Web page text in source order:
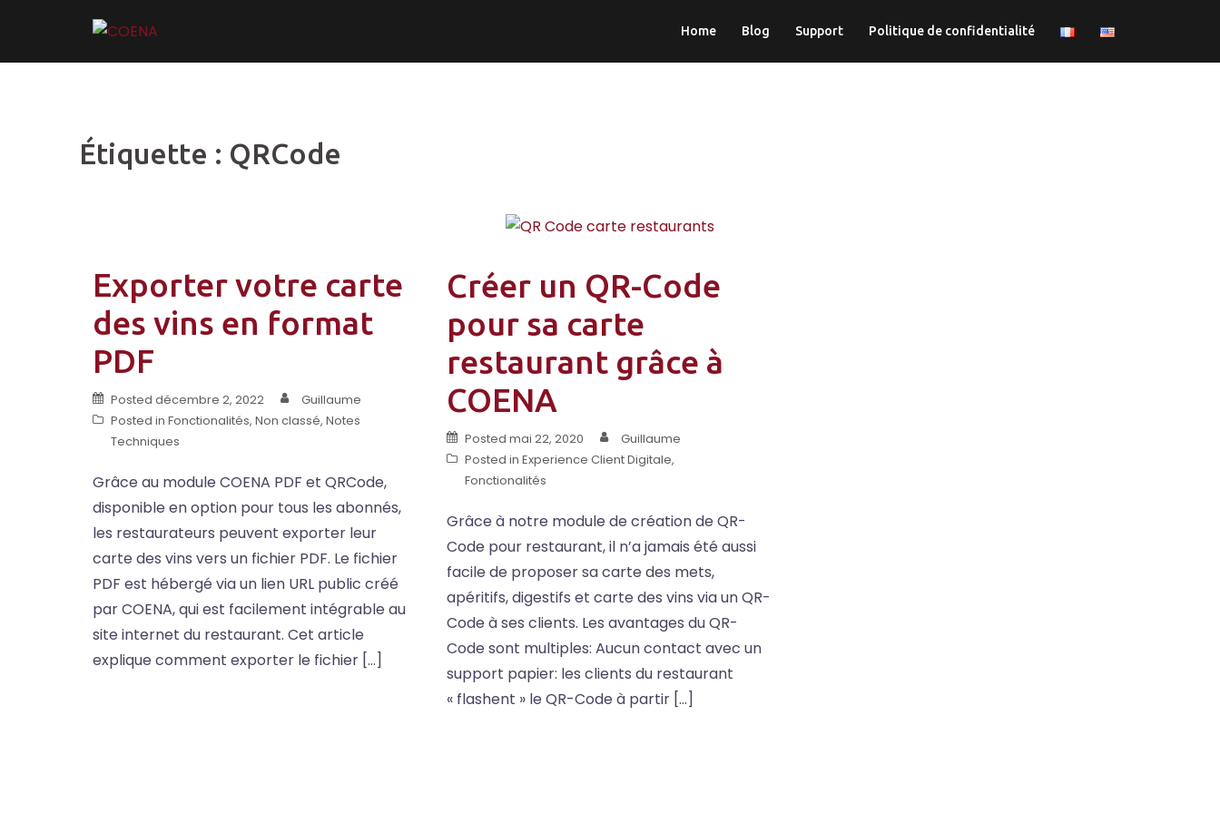
content
Home Blog Support Politique de confidentialité
Étiquette : QRCode
Exporter votre carte
des vins en format
PDF
Posted décembre 2, 2022
Guillaume
Posted in Fonctionalités, Non classé, Notes
Techniques
Grâce au module COENA PDF et QRCode,
disponible en option pour tous les abonnés,
les restaurateurs peuvent exporter leur
carte des vins vers un fichier PDF. Le fichier
PDF est hébergé via un lien URL public créé
par COENA, qui est facilement intégrable au
site internet du restaurant. Cet article
explique comment exporter le fichier […]
Créer un QR-Code
pour sa carte
restaurant grâce à
COENA
Posted mai 22, 2020
Guillaume
Posted in Experience Client Digitale,
Fonctionalités
Grâce à notre module de création de QR-
Code pour restaurant, il n’a jamais été aussi
facile de proposer sa carte des mets,
apéritifs, digestifs et carte des vins via un QR-
Code à ses clients. Les avantages du QR-
Code sont multiples: Aucun contact avec un
support papier: les clients du restaurant
« flashent » le QR-Code à partir […]